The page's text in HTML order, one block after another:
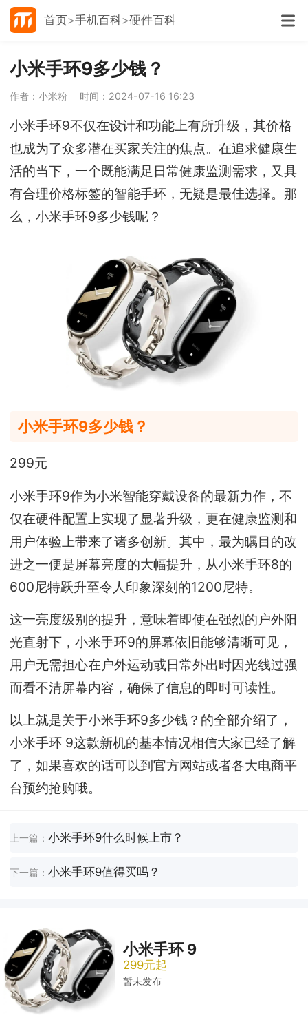
首页 手机百科 硬件百科
小米手环9多少钱？
作者：小米粉 时间：2024-07-16 16:23
小米手环9不仅在设计和功能上有所升级，其价格
也成为了众多潜在买家关注的焦点。在追求健康生
活的当下，一个既能满足日常健康监测需求，又具
有合理价格标签的智能手环，无疑是最佳选择。那
么，小米手环9多少钱呢？
小米手环9多少钱？
299元
小米手环9作为小米智能穿戴设备的最新力作，不
仅在硬件配置上实现了显著升级，更在健康监测和
用户体验上带来了诸多创新。其中，最为瞩目的改
进之一便是屏幕亮度的大幅提升，从小米手环8的
600尼特跃升至令人印象深刻的1200尼特。
这一亮度级别的提升，意味着即使在强烈的户外阳
光直射下，小米手环9的屏幕依旧能够清晰可见，
用户无需担心在户外运动或日常外出时因光线过强
而看不清屏幕内容，确保了信息的即时可读性。
以上就是关于小米手环9多少钱？的全部介绍了，
小米手环 9这款新机的基本情况相信大家已经了解
了，如果喜欢的话可以到官方网站或者各大电商平
台预约抢购哦。
上一篇：小米手环9什么时候上市？
下一篇：小米手环9值得买吗？
小米手环 9
299元起
暂未发布